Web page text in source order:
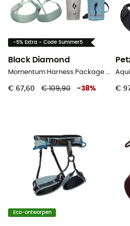
-5% Extra - Code Summer5
Black Diamond
Momentum Harness Package - Klimgordel - Dames
€ 67,60 € 109,90 -38% €
Eco-ontworpen